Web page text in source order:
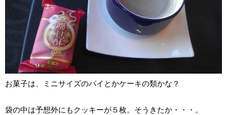
お菓子は、ミニサイズのパイとかケーキの類かな？
袋の中は予想外にもクッキーが５枚。そうきたか・・・。